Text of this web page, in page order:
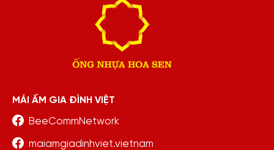
MÁI ẤM GIA ĐÌNH VIỆT
BeeCommNetwork
maiamgiadinhviet.vietnam